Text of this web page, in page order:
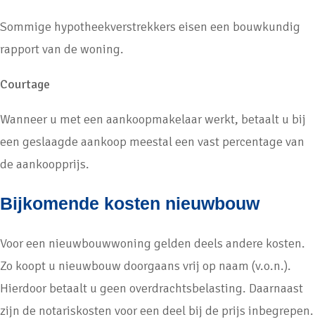
Sommige hypotheekverstrekkers eisen een bouwkundig
rapport van de woning.
Courtage
Wanneer u met een aankoopmakelaar werkt, betaalt u bij
een geslaagde aankoop meestal een vast percentage van
de aankoopprijs.
Bijkomende kosten nieuwbouw
Voor een nieuwbouwwoning gelden deels andere kosten.
Zo koopt u nieuwbouw doorgaans vrij op naam (v.o.n.).
Hierdoor betaalt u geen overdrachtsbelasting. Daarnaast
zijn de notariskosten voor een deel bij de prijs inbegrepen.